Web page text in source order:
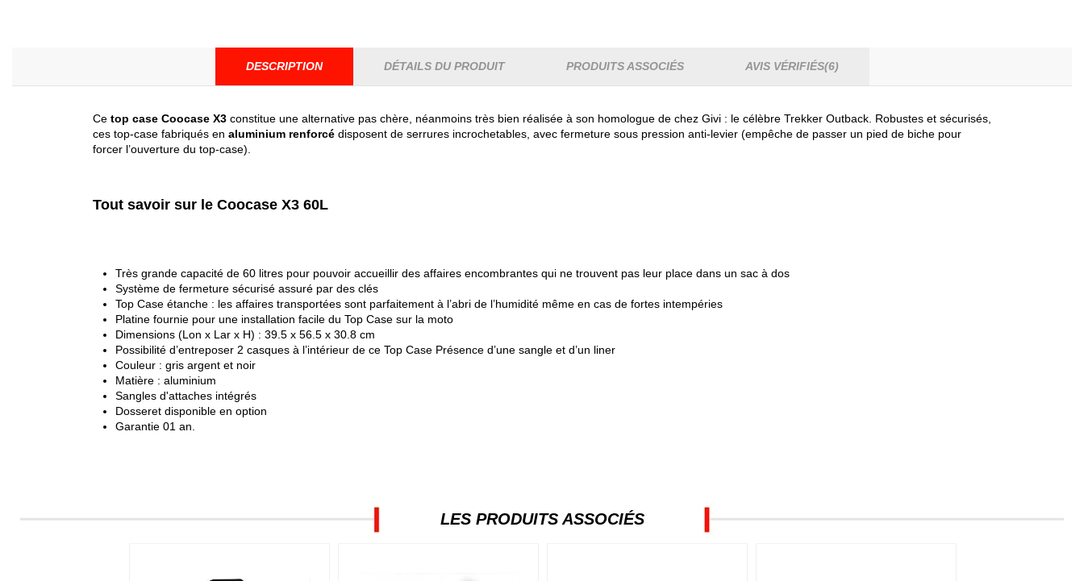
DESCRIPTION DÉTAILS DU PRODUIT PRODUITS ASSOCIÉS AVIS VÉRIFIÉS(6)
Ce top case Coocase X3 constitue une alternative pas chère, néanmoins très bien réalisée à son homologue de chez Givi : le célèbre Trekker Outback. Robustes et sécurisés,
ces top-case fabriqués en aluminium renforcé disposent de serrures incrochetables, avec fermeture sous pression anti-levier (empêche de passer un pied de biche pour
forcer l’ouverture du top-case).
Tout savoir sur le Coocase X3 60L
Très grande capacité de 60 litres pour pouvoir accueillir des affaires encombrantes qui ne trouvent pas leur place dans un sac à dos
Système de fermeture sécurisé assuré par des clés
Top Case étanche : les affaires transportées sont parfaitement à l’abri de l’humidité même en cas de fortes intempéries
Platine fournie pour une installation facile du Top Case sur la moto
Dimensions (Lon x Lar x H) : 39.5 x 56.5 x 30.8 cm
Possibilité d’entreposer 2 casques à l’intérieur de ce Top Case Présence d’une sangle et d’un liner
Couleur : gris argent et noir
Matière : aluminium
Sangles d'attaches intégrés
Dosseret disponible en option
Garantie 01 an.
LES PRODUITS ASSOCIÉS